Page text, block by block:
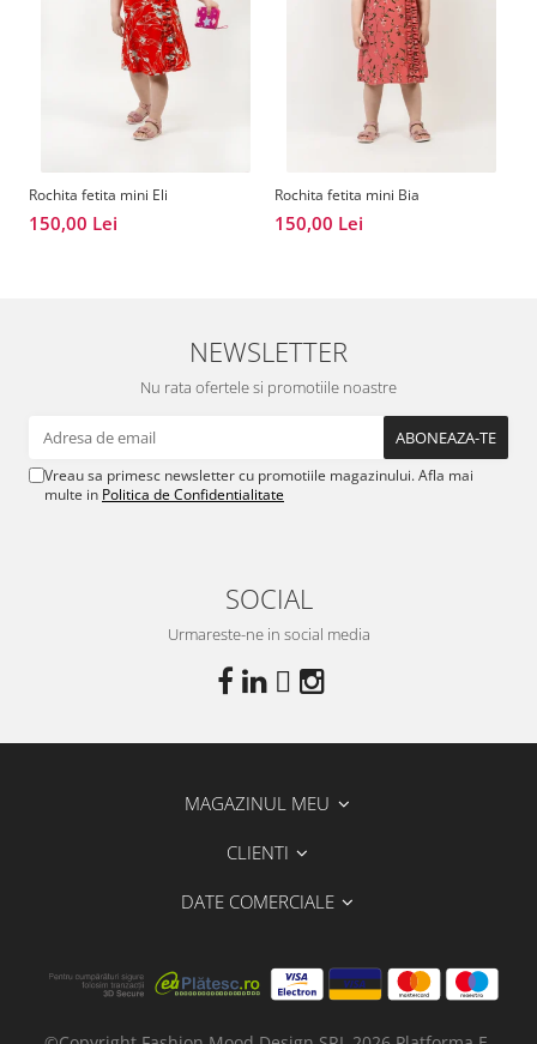
Rochita fetita mini Eli
150,00 Lei
Rochita fetita mini Bia
150,00 Lei
NEWSLETTER
Nu rata ofertele si promotiile noastre
Vreau sa primesc newsletter cu promotiile magazinului. Afla mai
multe in Politica de Confidentialitate
SOCIAL
Urmareste-ne in social media
MAGAZINUL MEU
CLIENTI
DATE COMERCIALE